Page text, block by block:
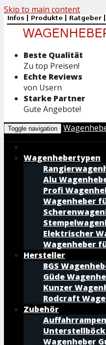
Skip to main content
Beste Qualität
Zu top Preisen!
Echte Reviews
von Usern
Starke Partner
Gute Angebote!
Toggle navigation
Wagenhebertypen
Alu
Profi
Wagenheber
Elektrischer
Wagenheber
Hersteller
BGS
Güde
Kunzer
Rodcraft
Zubehör
Wagenheber